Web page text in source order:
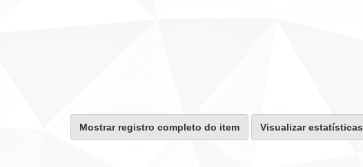
Mostrar registro completo do item Visualizar estatísticas